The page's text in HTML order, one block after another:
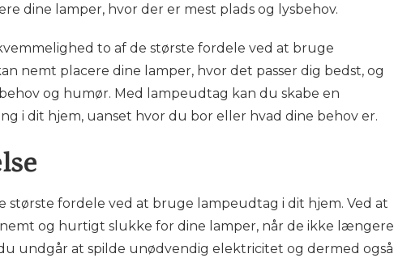
dine lamper, hvor der er mest plads og lysbehov.
to af de største fordele ved at bruge
nemt placere dine lamper, hvor det passer dig bedst, og
og humør. Med lampeudtag kan du skabe en
i dit hjem, uanset hvor du bor eller hvad dine behov er.
største fordele ved at bruge lampeudtag i dit hjem. Ved at
og hurtigt slukke for dine lamper, når de ikke længere
undgår at spilde unødvendig elektricitet og dermed også